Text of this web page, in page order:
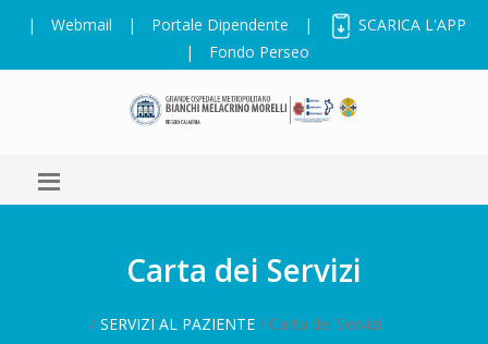
| Webmail | Portale Dipendente |
SCARICA L'APP
|
Fondo Perseo
Carta dei Servizi
/ SERVIZI AL PAZIENTE / Carta dei Servizi